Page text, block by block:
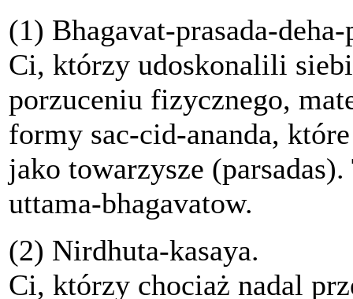
(1) Bhagavat-prasada-
Ci, którzy udoskonalili
porzuceniu fizycznego,
formy sac-cid-ananda,
jako towarzysze
uttama-bhagavatow.
(2) Nirdhuta-kasaya.
Ci, którzy chociaż nadal